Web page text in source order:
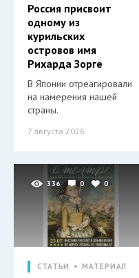
Россия присвоит
одному из
курильских
островов имя
Рихарда Зорге
В Японии отреагировали
на намерения нашей
страны.
7 августа 2026
336 0 0
СТАТЬИ МАТЕРИАЛ